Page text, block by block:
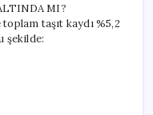
MI?
taşıt kaydı %5,2
şekilde: